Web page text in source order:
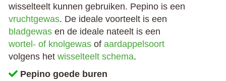
wisselteelt kunnen gebruiken. Pepino is een
vruchtgewas. De ideale voorteelt is een
bladgewas en de ideale nateelt is een
wortel- of knolgewas of aardappelsoort
volgens het wisselteelt schema.
Pepino goede buren